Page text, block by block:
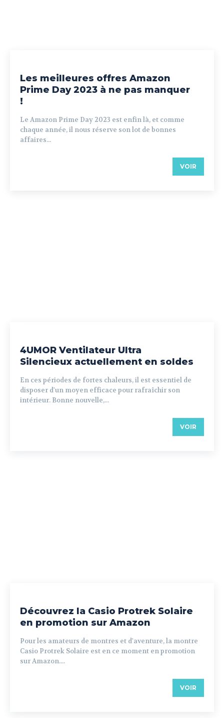
Les meilleures offres Amazon
Prime Day 2023 à ne pas manquer
!
Le Amazon Prime Day 2023 est enfin là, et comme
chaque année, il nous réserve son lot de bonnes
affaires...
VOIR
4UMOR Ventilateur Ultra
Silencieux actuellement en soldes
En ces périodes de fortes chaleurs, il est essentiel de
disposer d'un moyen efficace pour rafraîchir son
intérieur. Bonne nouvelle,...
VOIR
Découvrez la Casio Protrek Solaire
en promotion sur Amazon
Pour les amateurs de montres et d'aventure, la montre
Casio Protrek Solaire est en ce moment en promotion
sur Amazon....
VOIR